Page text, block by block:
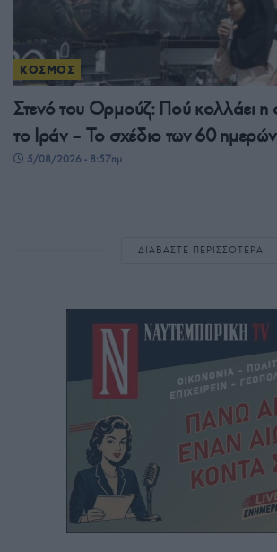
ΚΟΣΜΟΣ
Στενό του Ορμούζ: Πού κολλάει η
το Ιράν – Το σχέδιο των 60 ημερών
5/08/2026 - 8:57πμ
ΔΙΑΒΑΣΤΕ ΠΕΡΙΣΣΟΤΕΡΑ